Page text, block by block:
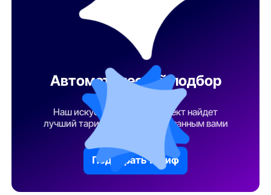
Автоматический подбор
Наш искусственный интеллект найдет
лучший тарифный план по указанным вами
Подобрать тариф